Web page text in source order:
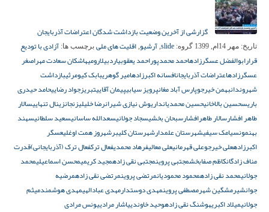
گزارشی از آخرین وضعیت بازداشت شدگان اعتراضات آذربایجان
تاریخ: مهر 14ام, 1399 گروه: slide
, آرشیو, اقلیت های ملی برچسب ها: آزادی با تودیع
قرارابوالفضل عسگرزادهاحمد محمدپوراحمد یعقوبیاردبیلارومیهاشکان سعادت مهراصغر
عسگرزادهاعتراضات آذربایجانافسانه اکبرزادهامیر گوهریبابک کیومرثیبازداشت
شهروندانبهمن خیرجوپارس آباد مغانپرویز سیابیپیمان آقاییتبریزجواد رضاییحامد حیدری
باریسحسین بالاخانیحسین محمدیانداریوش نیازی شیرانرضا خلیلیزنجانزینال تنهاییسالار
طاهر افشارسالار طاهرافشارسبحان بخشیسجاد جولانیسعدالله ساسانیسعید سلطانیسهند
بهنمونسیامک سیفیشهرستان علمدارشهرستان کلیبرشهروز همت اوغلیعسگر
اکبرزادهعلی خیرجوعلی قهرمانیعلی معالیفرهاد محمدیفعال ترکفعال ترک (آذربایجانی)قدرت
مناف زادگانکاظم صفابخشمجتبی پروینمجتبی نقی زادهمجید کریمیمحسن اسماعیلیمحمد
جولانیمحمد نقی زادهمحمود محمودیانمرتضی پروینمرتضی نقی زادهمرضیه
جوانشیرمشگین شهرمصطفی پروینمهدی دوستدارمهدی عبادالهیمهدی هوشمندمیثم
جولانیمیلاد اکبریهوشنگ نقی زادهوحید خاوندییاشار مرادییونس مرادی